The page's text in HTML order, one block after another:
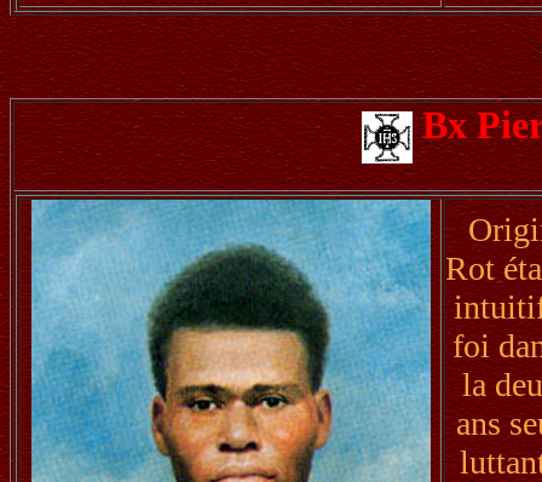
Bx
Rot
foi
la
ans